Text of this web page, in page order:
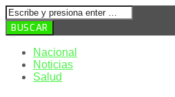
Nacional
Noticias
Salud